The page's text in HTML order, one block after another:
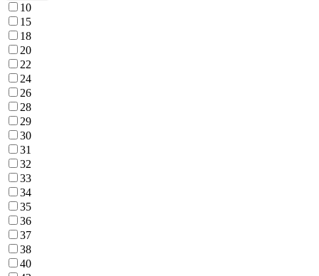
10
15
18
20
22
24
26
28
29
30
31
32
33
34
35
36
37
38
40